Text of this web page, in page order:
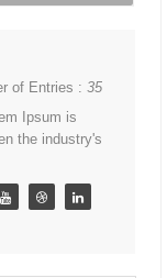
of Entries :35
Ipsum is
the industry's